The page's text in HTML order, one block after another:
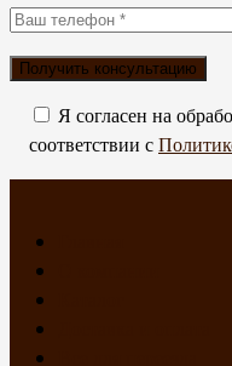
Я согласен на
соответствии с